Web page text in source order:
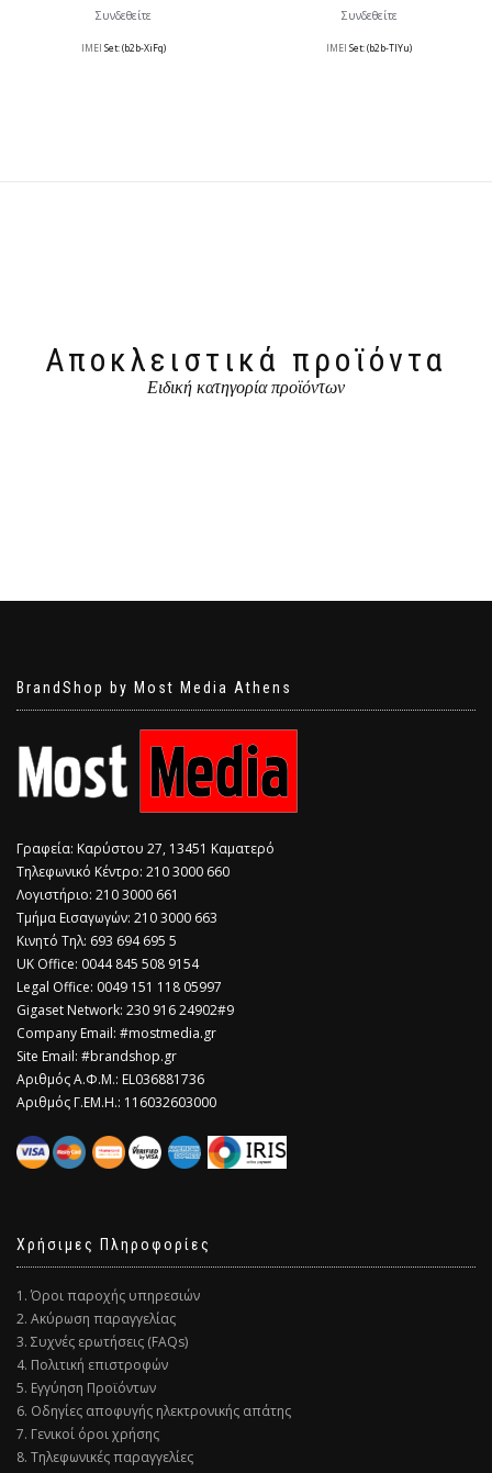
Συνδεθείτε
IMEI Set: (b2b-XiFq)
Συνδεθείτε
IMEI Set: (b2b-TlYu)
Αποκλειστικά προϊόντα
Ειδική κατηγορία προϊόντων
BrandShop by Most Media Athens
Γραφεία: Καρύστου 27, 13451 Καματερό
Τηλεφωνικό Κέντρο: 210 3000 660
Λογιστήριο: 210 3000 661
Τμήμα Εισαγωγών: 210 3000 663
Κινητό Τηλ: 693 694 695 5
​UK Office: 0044 845 508 9154
Legal Office: 0049 151 118 05997
Gigaset Network: 230 916 24902#9
Company Email: #mostmedia.gr
Site Email: #brandshop.gr
Αριθμός Α.Φ.Μ.: EL036881736
Αριθμός Γ.ΕΜ.Η.: 116032603000
Χρήσιμες Πληροφορίες
1. Όροι παροχής υπηρεσιών
2. Ακύρωση παραγγελίας
3. Συχνές ερωτήσεις (FAQs)
4. Πολιτική επιστροφών
5. Εγγύηση Προϊόντων
6. Οδηγίες αποφυγής ηλεκτρονικής απάτης
7. Γενικοί όροι χρήσης
8. Τηλεφωνικές παραγγελίες